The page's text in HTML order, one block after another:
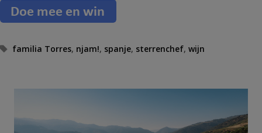
T
familia Torres, njam!, spanje, sterrenchef,wijn